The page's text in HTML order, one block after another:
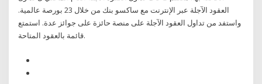
العقود الآجلة عبر الإنترنت مع ساكسو بنك من خلال 23 بورصة عالمية.
واستفد من تداول العقود الآجلة على منصة حائزة على جوائز عدة. استمتع
قائمة بالعقود المتاحة.